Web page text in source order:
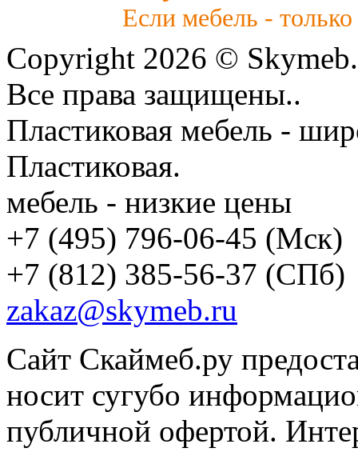
Если мебель -
Copyright 2026 ©
Все права защищены..
Пластиковая мебель -
Пластиковая.
мебель - низкие цены
+7 (495) 796-06-45 (Мск)
+7 (812) 385-56-37 (СПб)
zakaz@skymeb.ru
Сайт Скаймеб.ру
носит сугубо
публичной офертой.